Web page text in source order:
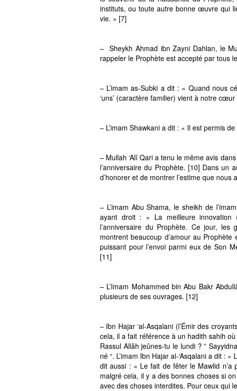
instituts, ou toute autre bonne œuvre qui
vie. » [7]
– Sheykh Ahmad ibn Zayni Dahlan, le
rappeler le Prophète est accepté par tous
– L’imam as-Subki a dit : « Quand nous
‘uns’ (caractère familier) vient à notre
– L’imam Shawkani a dit : « Il est permis
– Mullah ‘Alî Qari a tenu le même avis
l’anniversaire du Prophète. [10] Dans un
d’honorer et de montrer l’estime que nous
– L’imam Abu Shama, le sheikh de
ayant droit : « La meilleure innovation
l’anniversaire du Prophète. Ce jour, les
montrent beaucoup d’amour au
puissant pour l’envoi parmi eux de Son
[11]
– L’Imam Mohammed bin Abu Bakr
plusieurs de ses ouvrages. [12]
– Ibn Hajar ‘al-Asqalani (l’Émir des
cela, il a fait référence à un hadith sahih
Rassul Allâh jeûnes-tu le lundi ? ”
né “. L’imam Ibn Hajar al-‘Asqalani a dit :
dit aussi : « Le fait de fêter le Mawlid n’a
malgré cela, il y a des bonnes choses si
avec des choses interdites. Pour ceux qui